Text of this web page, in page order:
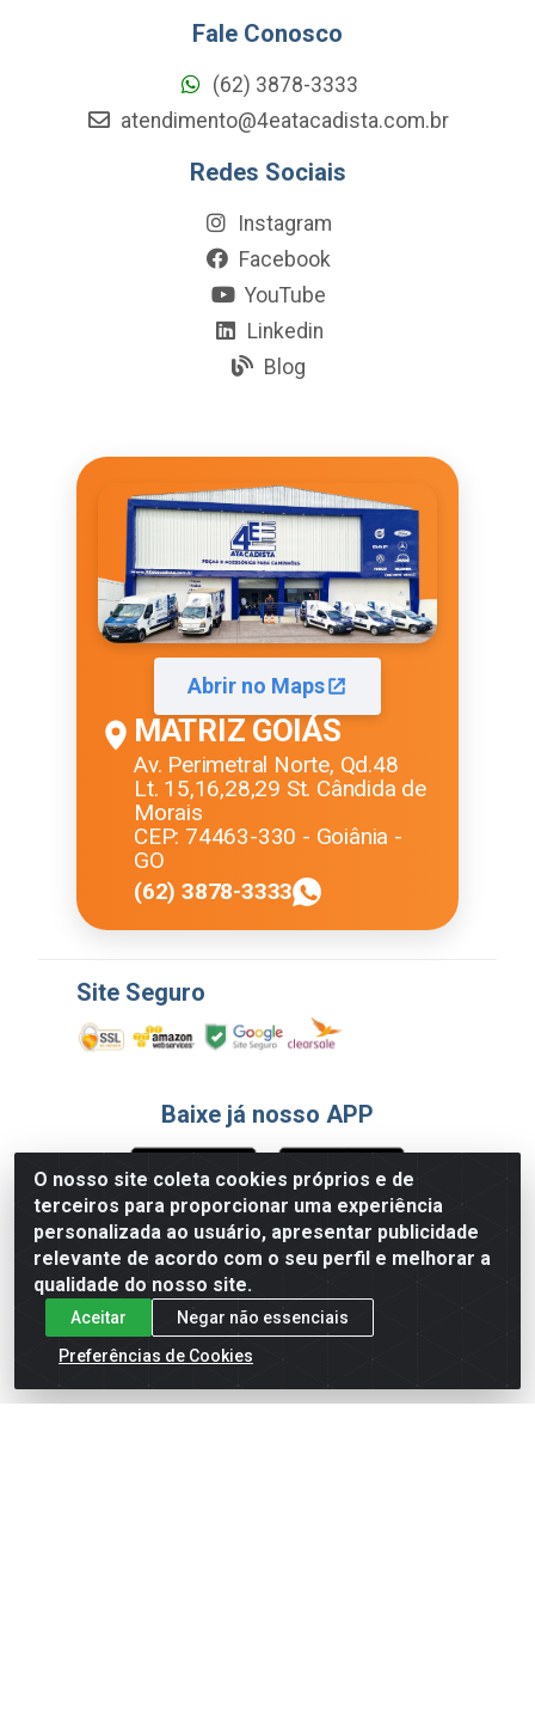
O nosso site coleta cookies próprios e de
terceiros para proporcionar uma experiência
personalizada ao usuário, apresentar publicidade
relevante de acordo com o seu perfil e melhorar a
qualidade do nosso site.
Aceitar
Negar não essenciais
Preferências de Cookies
Fale Conosco
(62) 3878-3333
atendimento@4eatacadista.com.br
Redes Sociais
Instagram
Facebook
YouTube
Linkedin
Blog
Abrir no Maps
MATRIZ GOIÁS
Av. Perimetral Norte, Qd.48
Lt. 15,16,28,29 St. Cândida de
Morais
CEP: 74463-330 - Goiânia -
GO
(62) 3878-3333
Site Seguro
Baixe já nosso APP
Formas de Pagamento